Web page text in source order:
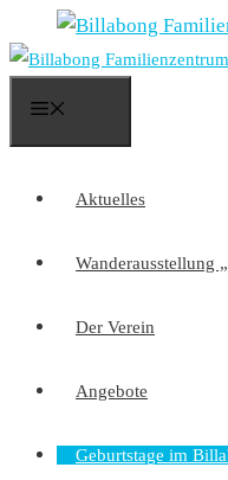
Inhalt
Aktuelles
Wanderausstellung
Der Verein
Angebote
Geburtstage im